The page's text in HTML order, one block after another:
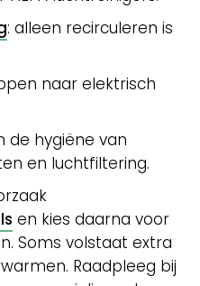
: alleen recirculeren is
naar elektrisch
de hygiëne van
en luchtfiltering.
en kies daarna voor
Soms volstaat extra
Raadpleeg bij